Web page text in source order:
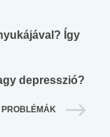
Így
depresszió?